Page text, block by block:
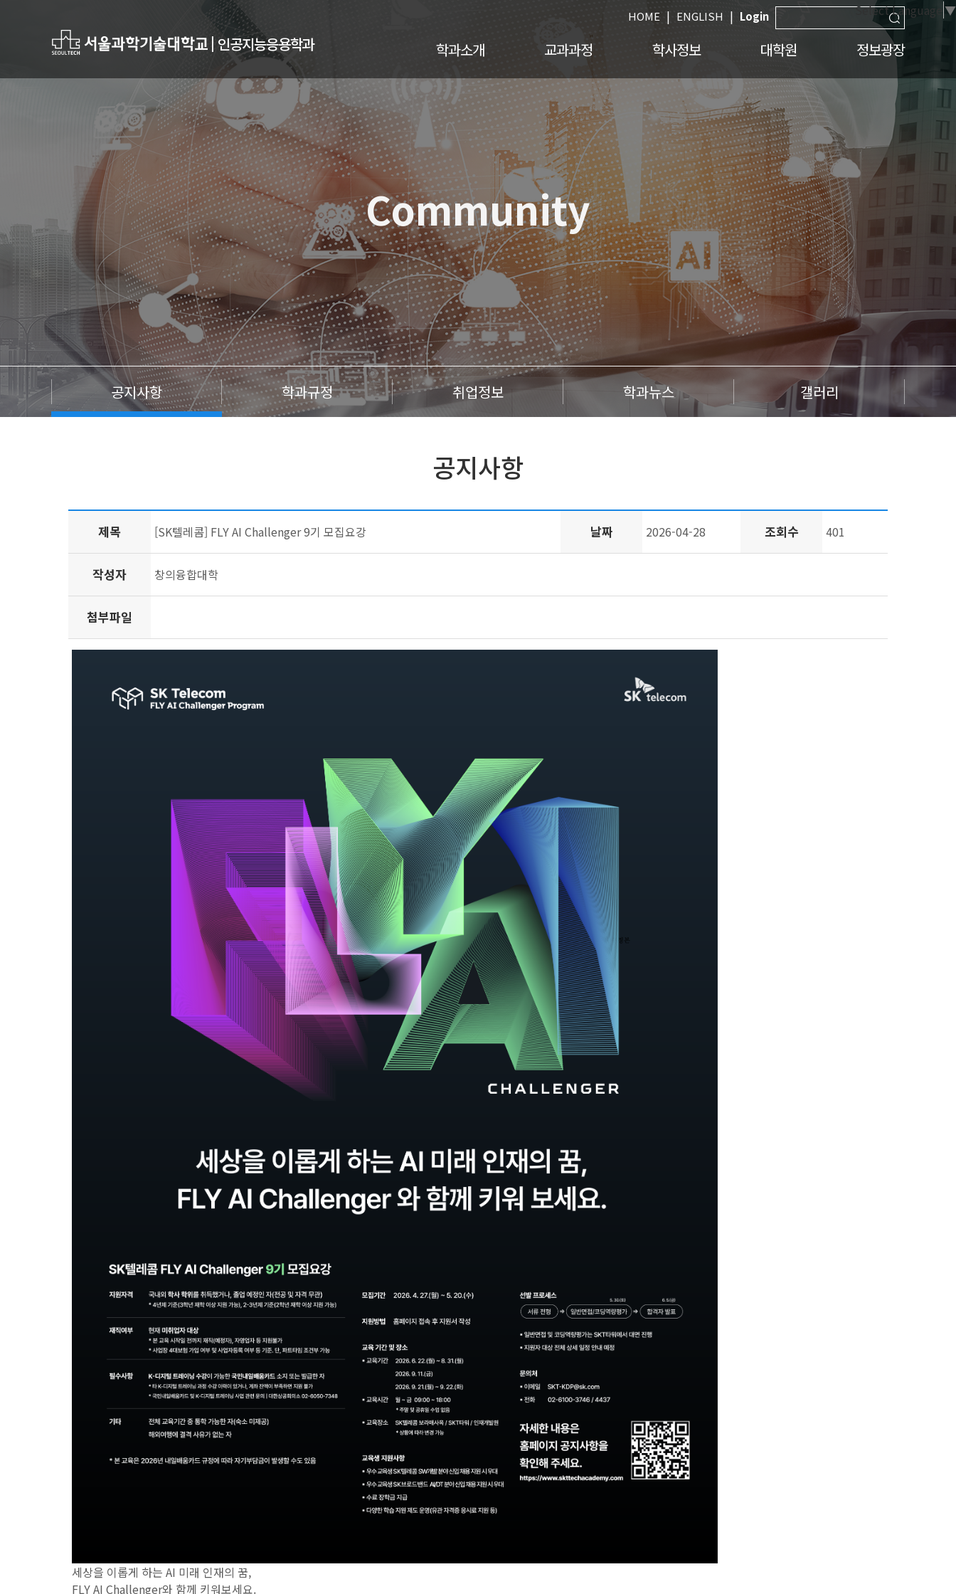
Select Language ▼
HOME | ENGLISH | Login
| 인공지능응용학과 학과소개 교과과정 학사정보 대학원 정보광장
Community
공지사항 학과규정 취업정보 학과뉴스 갤러리
공지사항
제목 [SK텔레콤] FLY AI Challenger 9기 모집요강 날짜 2026-04-28 조회수 401
작성자 창의융합대학
첨부파일
세상을 이롭게 하는 AI 미래 인재의 꿈,
FLY AI Challenger와 함께 키워보세요.